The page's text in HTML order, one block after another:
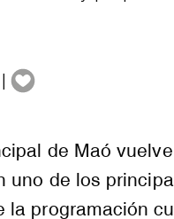
|
de Maó
uno de los
la programación